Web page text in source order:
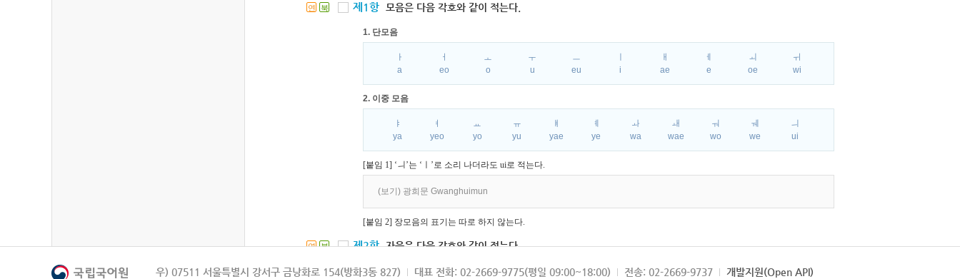
연 북 제1항 모음은 다음 각호와 같이 적는다.
1. 단모음
ㅏ
a
ㅓ
eo
ㅗ
o
ㅜ
u
ㅡ
eu
i
ㅐ
ae
ㅔ
e
ㅚ
oe
ㅟ
wi
2. 이중 모음
ㅑ
ya
ㅕ
yeo
ㅛ
yo
ㅠ
yu
ㅒ
yae
ㅖ
ye
ㅘ
wa
ㅙ
wae
ㅝ
wo
ㅞ
we
ㅢ
ui
[붙임 1] ‘ㅢ’는 ‘ㅣ’로 소리 나더라도 ui로 적는다.
(보기) 광희문 Gwanghuimun
[붙임 2] 장모음의 표기는 따로 하지 않는다.
연 북 제2항 자음은 다음 각호와 같이 적는다.
1. 파열음
우) 07511 서울특별시 강서구 금낭화로 154(방화3동 827) 대표 전화: 02-2669-9775(평일 09:00~18:00) 전송: 02-2669-9737 개발지원(Open API)